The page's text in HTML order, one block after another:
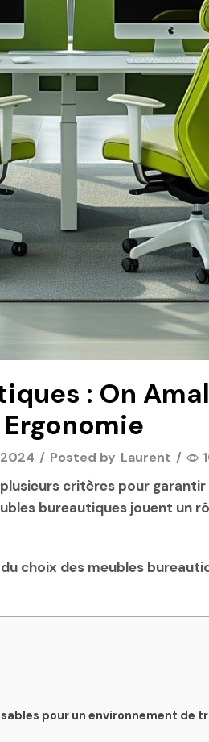
: On
Ergonomie
/ Posted by Laurent /
critères pour
bureautiques jouent un
choix des meubles
pour un environnement de